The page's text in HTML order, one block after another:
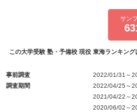
サン
この大学受験 塾・予備校 現役 東海ランキン
事前調査
2022/01/31～
調査期間
2022/04/25～
2021/04/22～
2020/06/02～